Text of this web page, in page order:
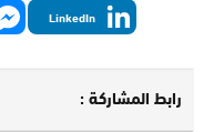
LinkedIn
رابط المشاركة :